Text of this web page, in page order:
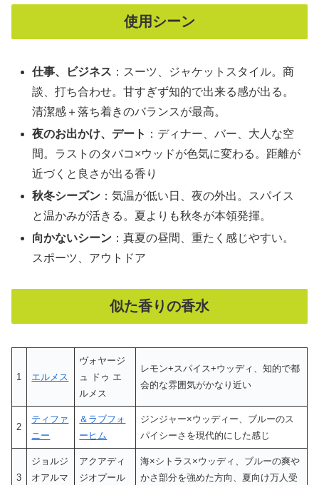
使用シーン
仕事、ビジネス ：スーツ、ジャケットスタイル。商
談、打ち合わせ。甘すぎず知的で出来る感が出る。
清潔感＋落ち着きのバランスが最高。
夜のお出かけ、デート ：ディナー、バー、大人な空
間。ラストのタバコ×ウッドが色気に変わる。距離が
近づくと良さが出る香り
秋冬シーズン ：気温が低い日、夜の外出。スパイス
と温かみが活きる。夏よりも秋冬が本領発揮。
向かないシーン ：真夏の昼間、重たく感じやすい。
スポーツ、アウトドア
似た香りの香水
1 エルメス
ヴォヤージ
ュ ドゥ エ
ルメス
レモン+スパイス+ウッディ、知的で都
会的な雰囲気がかなり近い
2
ティファ
ニー
＆ラブフォ
ーヒム
ジンジャー×ウッディー、ブルーのス
パイシーさを現代的にした感じ
3
ジョルジ
オアルマ
アクアディ
ジオプール
海×シトラス×ウッディ、ブルーの爽や
かさ部分を強めた方向、夏向け万人受